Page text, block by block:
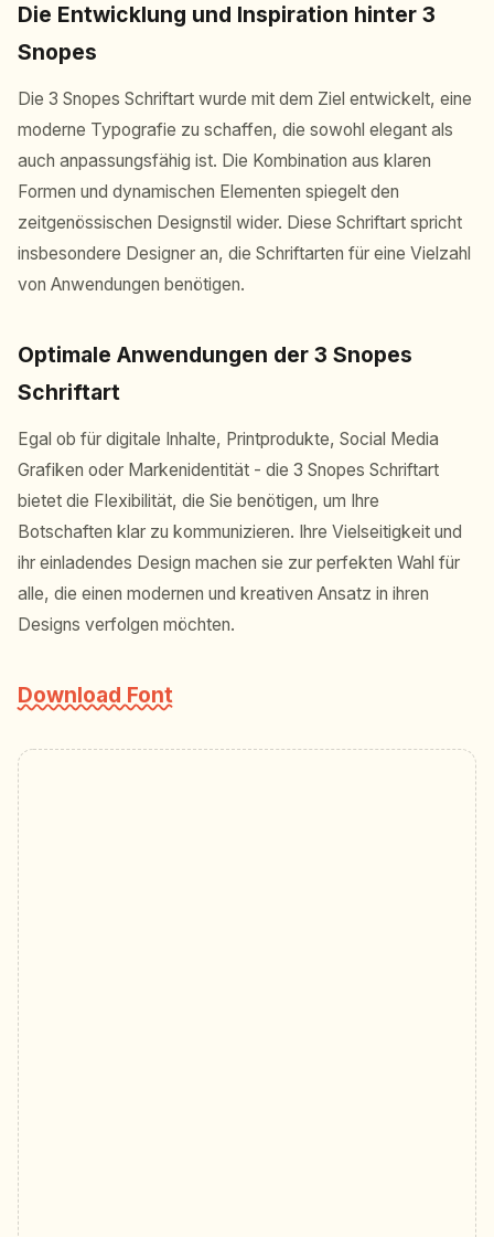
Die Entwicklung und Inspiration hinter 3
Snopes
Die 3 Snopes Schriftart wurde mit dem Ziel entwickelt, eine
moderne Typografie zu schaffen, die sowohl elegant als
auch anpassungsfähig ist. Die Kombination aus klaren
Formen und dynamischen Elementen spiegelt den
zeitgenössischen Designstil wider. Diese Schriftart spricht
insbesondere Designer an, die Schriftarten für eine Vielzahl
von Anwendungen benötigen.
Optimale Anwendungen der 3 Snopes
Schriftart
Egal ob für digitale Inhalte, Printprodukte, Social Media
Grafiken oder Markenidentität - die 3 Snopes Schriftart
bietet die Flexibilität, die Sie benötigen, um Ihre
Botschaften klar zu kommunizieren. Ihre Vielseitigkeit und
ihr einladendes Design machen sie zur perfekten Wahl für
alle, die einen modernen und kreativen Ansatz in ihren
Designs verfolgen möchten.
Download Font